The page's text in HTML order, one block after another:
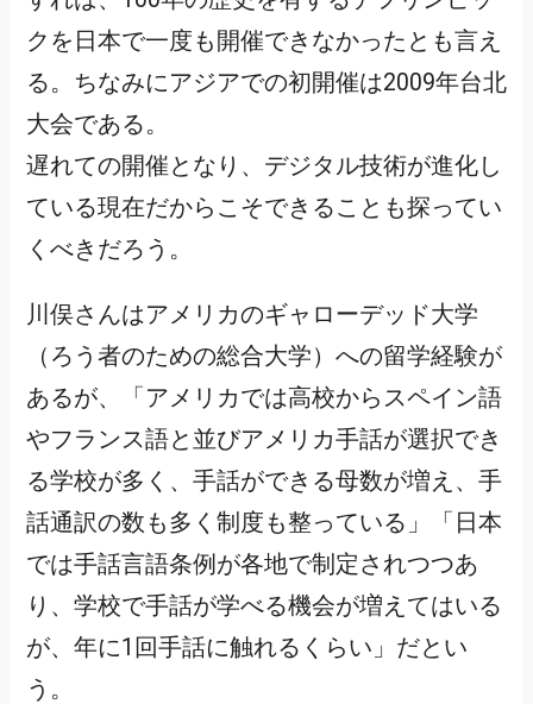
クを日本で一度も開催できなかったとも言え
る。ちなみにアジアでの初開催は2009年台北
大会である。
遅れての開催となり、デジタル技術が進化し
ている現在だからこそできることも探ってい
くべきだろう。
川俣さんはアメリカのギャローデッド大学
（ろう者のための総合大学）への留学経験が
あるが、「アメリカでは高校からスペイン語
やフランス語と並びアメリカ手話が選択でき
る学校が多く、手話ができる母数が増え、手
話通訳の数も多く制度も整っている」「日本
では手話言語条例が各地で制定されつつあ
り、学校で手話が学べる機会が増えてはいる
が、年に1回手話に触れるくらい」だとい
う。